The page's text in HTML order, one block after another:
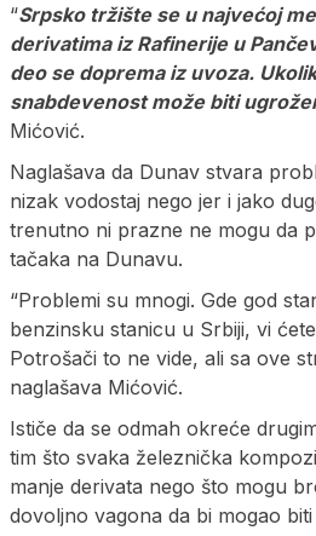
“Srpsko tržište se u najvećoj
derivatima iz Rafinerije u
deo se doprema iz uvoza.
snabdevenost može biti
Mićović.
Naglašava da Dunav stvara
nizak vodostaj nego jer i jako
trenutno ni prazne ne mogu da
tačaka na Dunavu.
“Problemi su mnogi. Gde god
benzinsku stanicu u Srbiji, vi
Potrošači to ne vide, ali sa ove
naglašava Mićović.
Ističe da se odmah okreće
tim što svaka železnička
manje derivata nego što mogu
dovoljno vagona da bi mogao